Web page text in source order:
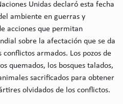
Unidas declaró esta fecha
ambiente en guerras y
acciones que permitan
sobre la afectación que se da
armados. Los pozos de
quemados, los bosques talados,
sacrificados para obtener
olvidados de los conflictos.